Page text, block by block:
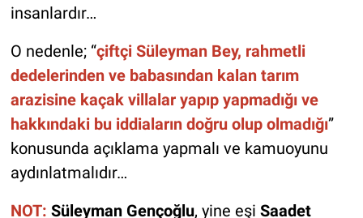
insanlardır…
O nedenle; “çiftçi Süleyman Bey, rahmetli
dedelerinden ve babasından kalan tarım
arazisine kaçak villalar yapıp yapmadığı ve
hakkındaki bu iddiaların doğru olup olmadığı”
konusunda açıklama yapmalı ve kamuoyunu
aydınlatmalıdır…
NOT: Süleyman Gençoğlu, yine eşi Saadet